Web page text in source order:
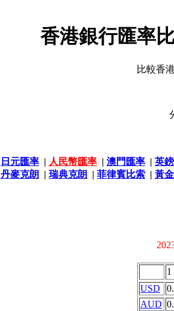
香港銀行匯率
比較香
日元匯率 | 人民幣匯率 | 澳門匯率 | 英
丹麥克朗 | 瑞典克朗 | 菲律賓比索 | 黃
1
USD
AUD